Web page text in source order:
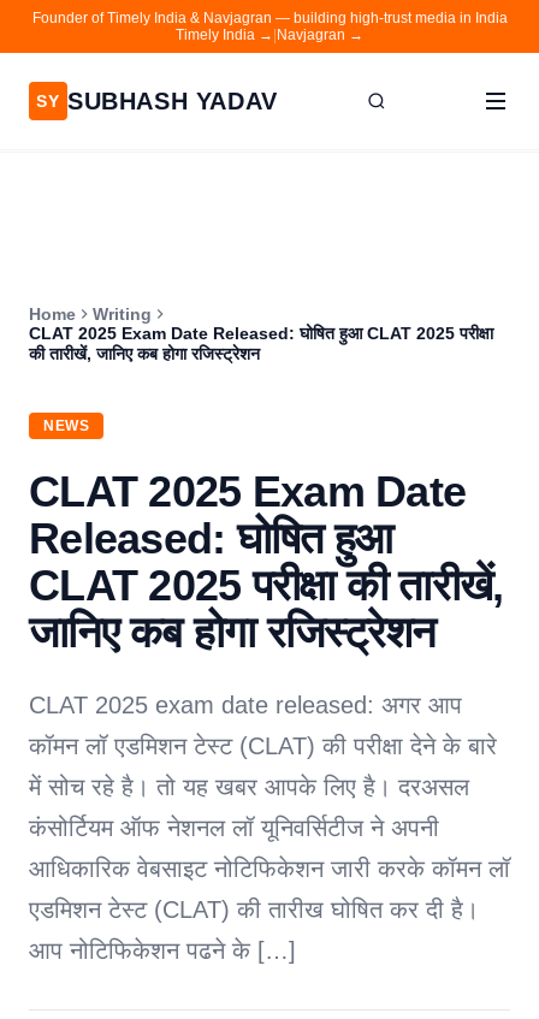
Founder of Timely India & Navjagran — building high-trust media in India
Timely India → Navjagran →
SY SUBHASH YADAV
Contact
Navjagran
Home
Writing
CLAT 2025 Exam Date Released: घोषित हुआ CLAT 2025 परीक्षा
की तारीखें, जानिए कब होगा रजिस्ट्रेशन
NEWS
CLAT 2025 Exam Date
Released: घोषित हुआ
CLAT 2025 परीक्षा की तारीखें,
जानिए कब होगा रजिस्ट्रेशन
CLAT 2025 exam date released: अगर आप
कॉमन लॉ एडमिशन टेस्ट (CLAT) की परीक्षा देने के बारे
में सोच रहे है। तो यह खबर आपके लिए है। दरअसल
कंसोर्टियम ऑफ नेशनल लॉ यूनिवर्सिटीज ने अपनी
आधिकारिक वेबसाइट नोटिफिकेशन जारी करके कॉमन लॉ
एडमिशन टेस्ट (CLAT) की तारीख घोषित कर दी है।
आप नोटिफिकेशन पढने के […]